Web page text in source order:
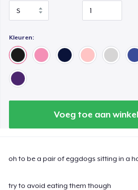
Kleuren:
Voeg toe aan
oh to be a pair of eggdogs sitting in a
try to avoid eating them though